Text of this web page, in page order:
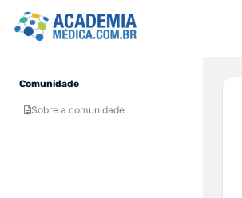
Comunidade
Sobre a comunidade